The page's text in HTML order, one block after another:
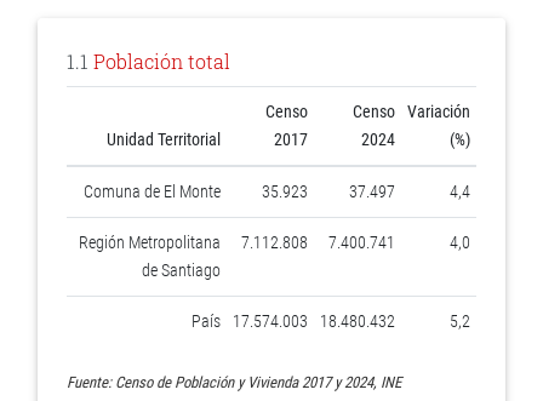
1.1 Población total
Unidad Territorial
Censo
2017
Censo
2024
Variación
(%)
Comuna de El Monte 35.923 37.497 4,4
Región Metropolitana
de Santiago
7.112.808 7.400.741 4,0
País 17.574.003 18.480.432 5,2
Fuente: Censo de Población y Vivienda 2017 y 2024, INE